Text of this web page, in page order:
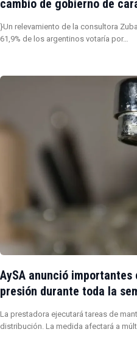
cambio de gobierno de
}Un relevamiento de la consultora
61,9% de los argentinos votaría por…
AySA anunció
presión durante toda la
La prestadora ejecutará tareas de
distribución. La medida afectará a